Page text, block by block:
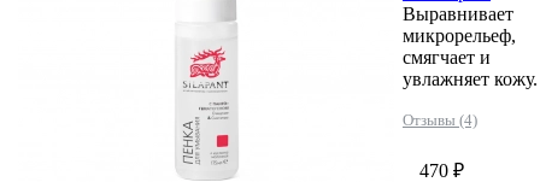
Выравнивает
микрорельеф,
смягчает и
увлажняет кожу.
Отзывы (4)
470 ₽